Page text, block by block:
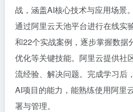
战，涵盖AI核心技术与应用场景
通过阿里云天池平台进行在线实
和22个实战案例，逐步掌握数据
优化等关键技能。阿里云提供社
流经验、解决问题。完成学习后
AI项目的能力，能熟练使用阿里
署与管理。